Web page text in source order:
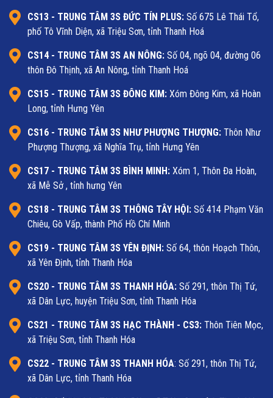
CS13 - TRUNG TÂM 3S ĐỨC TÍN PLUS: Số 675 Lê Thái Tổ,
phố Tô Vĩnh Diện, xã Triệu Sơn, tỉnh Thanh Hoá
CS14 - TRUNG TÂM 3S AN NÔNG: Số 04, ngõ 04, đường 06
thôn Đô Thịnh, xã An Nông, tỉnh Thanh Hoá
CS15 - TRUNG TÂM 3S ĐÔNG KIM: Xóm Đông Kim, xã Hoàn
Long, tỉnh Hưng Yên
CS16 - TRUNG TÂM 3S NHƯ PHƯỢNG THƯỢNG: Thôn Như
Phượng Thượng, xã Nghĩa Trụ, tỉnh Hưng Yên
CS17 - TRUNG TÂM 3S BÌNH MINH: Xóm 1, Thôn Đa Hoàn,
xã Mễ Sở , tỉnh hưng Yên
CS18 - TRUNG TÂM 3S THÔNG TÂY HỘI: Số 414 Phạm Văn
Chiêu, Gò Vấp, thành Phố Hồ Chí Minh
CS19 - TRUNG TÂM 3S YÊN ĐỊNH: Số 64, thôn Hoạch Thôn,
xã Yên Định, tỉnh Thanh Hóa
CS20 - TRUNG TÂM 3S THANH HÓA: Số 291, thôn Thị Tứ,
xã Dân Lực, huyện Triệu Sơn, tỉnh Thanh Hóa
CS21 - TRUNG TÂM 3S HẠC THÀNH - CS3: Thôn Tiên Mọc,
xã Triệu Sơn, tỉnh Thanh Hóa
CS22 - TRUNG TÂM 3S THANH HÓA: Số 291, thôn Thị Tứ,
xã Dân Lực, tỉnh Thanh Hóa